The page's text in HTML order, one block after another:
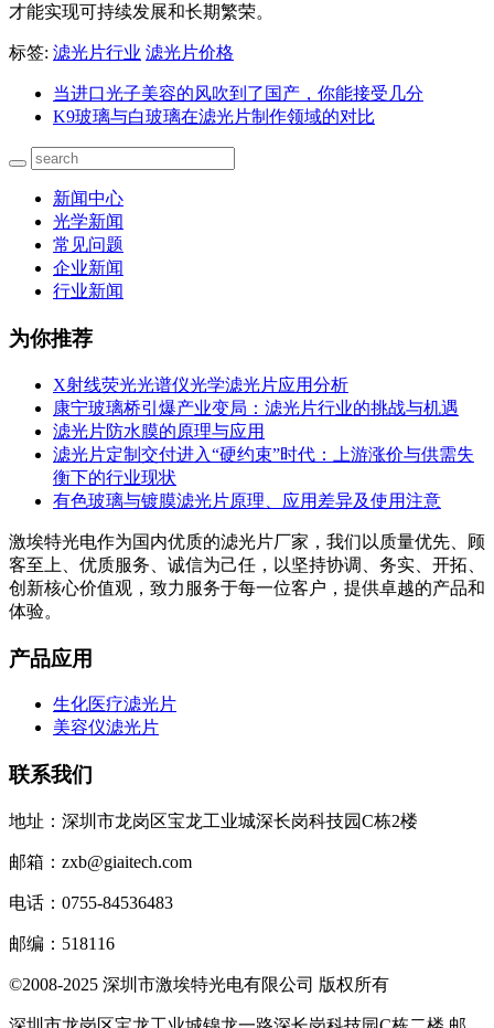
才能实现可持续发展和长期繁荣。
标签: 滤光片行业 滤光片价格
当进口光子美容的风吹到了国产，你能接受几分
K9玻璃与白玻璃在滤光片制作领域的对比
新闻中心
光学新闻
常见问题
企业新闻
行业新闻
为你推荐
X射线荧光光谱仪光学滤光片应用分析
康宁玻璃桥引爆产业变局：滤光片行业的挑战与机遇
滤光片防水膜的原理与应用
滤光片定制交付进入“硬约束”时代：上游涨价与供需失
衡下的行业现状
有色玻璃与镀膜滤光片原理、应用差异及使用注意
激埃特光电作为国内优质的滤光片厂家，我们以质量优先、顾
客至上、优质服务、诚信为己任，以坚持协调、务实、开拓、
创新核心价值观，致力服务于每一位客户，提供卓越的产品和
体验。
产品应用
生化医疗滤光片
美容仪滤光片
联系我们
地址：深圳市龙岗区宝龙工业城深长岗科技园C栋2楼
邮箱：zxb@giaitech.com
电话：0755-84536483
邮编：518116
©2008-2025 深圳市激埃特光电有限公司 版权所有